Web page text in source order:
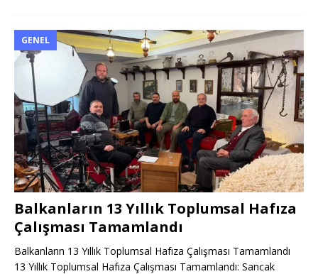
GENEL
Balkanların 13 Yıllık Toplumsal Hafıza
Çalışması Tamamlandı
Balkanların 13 Yıllık Toplumsal Hafıza Çalışması Tamamlandı
13 Yıllık Toplumsal Hafıza Çalışması Tamamlandı: Sancak